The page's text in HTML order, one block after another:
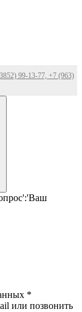
99-13-77, +7 (963)
*
или позвонить